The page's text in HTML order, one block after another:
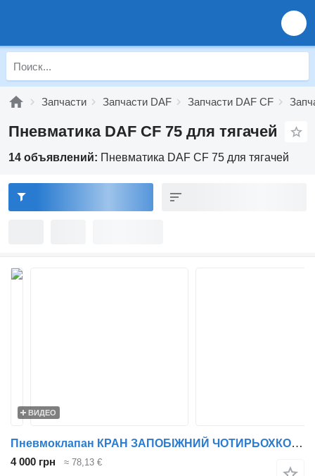
Запчасти Запчасти DAF Запчасти DAF CF
Пневматика DAF CF 75 для тягачей
14 объявлений: Пневматика DAF CF 75 для тягачей
ВИДЕО
Пневмоклапан КРАН ЗАПОБІЖНИЙ ЧОТИРЬОХКОНТУРНИЙ DAF CF85/CF75/CF65/XF95/XF105/ для тягача DAF CF85/CF75/CF65/XF95/XF105
4 000 грн ≈ 78,13 €